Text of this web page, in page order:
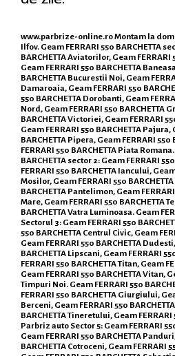
www.parbrize-online.roMontam la
Ilfov. Geam FERRARI 550 BARCHETTA
BARCHETTA Aviatorilor, Geam FERRARI
Geam FERRARI 550 BARCHETTA
BARCHETTA Bucurestii Noi, Geam
Damaroaia, Geam FERRARI 550
550 BARCHETTA Dorobanti, Geam
Nord, Geam FERRARI 550 BARCHETTA
BARCHETTA Victoriei, Geam FERRARI
Geam FERRARI 550 BARCHETTA Pajura,
BARCHETTA Pipera, Geam FERRARI
FERRARI 550 BARCHETTA Piata
BARCHETTA sector 2: Geam FERRARI
FERRARI 550 BARCHETTA Iancului,
Mosilor, Geam FERRARI 550
BARCHETTA Pantelimon, Geam
Mare, Geam FERRARI 550 BARCHETTA
BARCHETTA Vatra Luminoasa. Geam
Sectorul 3: Geam FERRARI 550
550 BARCHETTA Centrul Civic, Geam
Geam FERRARI 550 BARCHETTA
BARCHETTA Lipscani, Geam FERRARI
FERRARI 550 BARCHETTA Titan, Geam
Geam FERRARI 550 BARCHETTA Vitan,
Timpuri Noi. Geam FERRARI 550
FERRARI 550 BARCHETTA Giurgiului,
Berceni, Geam FERRARI 550
BARCHETTA Tineretului, Geam
Parbriz auto Sector 5: Geam FERRARI
Geam FERRARI 550 BARCHETTA
BARCHETTA Cotroceni, Geam FERRARI